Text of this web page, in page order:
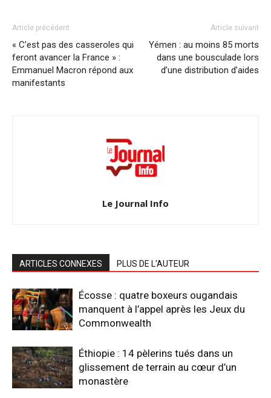
Article précédent
« C’est pas des casseroles qui
feront avancer la France » :
Emmanuel Macron répond aux
manifestants
Article suivant
Yémen : au moins 85 morts
dans une bousculade lors
d’une distribution d’aides
Le Journal Info
ARTICLES CONNEXES PLUS DE L'AUTEUR
Écosse : quatre boxeurs ougandais
manquent à l’appel après les Jeux du
Commonwealth
Éthiopie : 14 pèlerins tués dans un
glissement de terrain au cœur d’un
monastère